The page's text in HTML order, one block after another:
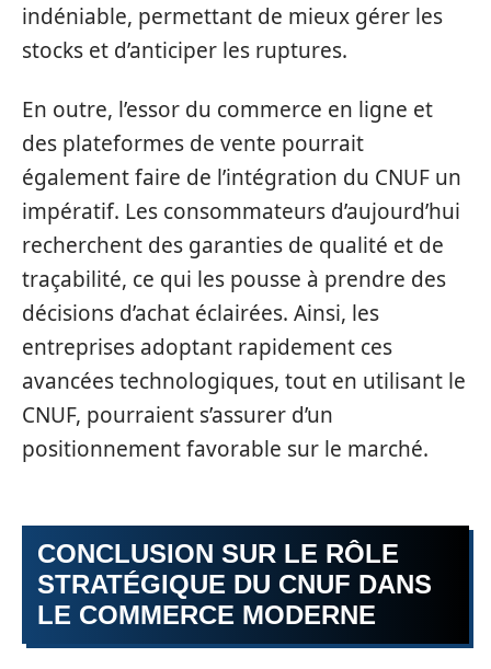
indéniable, permettant de mieux gérer les
stocks et d’anticiper les ruptures.
En outre, l’essor du commerce en ligne et
des plateformes de vente pourrait
également faire de l’intégration du CNUF un
impératif. Les consommateurs d’aujourd’hui
recherchent des garanties de qualité et de
traçabilité, ce qui les pousse à prendre des
décisions d’achat éclairées. Ainsi, les
entreprises adoptant rapidement ces
avancées technologiques, tout en utilisant le
CNUF, pourraient s’assurer d’un
positionnement favorable sur le marché.
CONCLUSION SUR LE RÔLE
STRATÉGIQUE DU CNUF DANS
LE COMMERCE MODERNE